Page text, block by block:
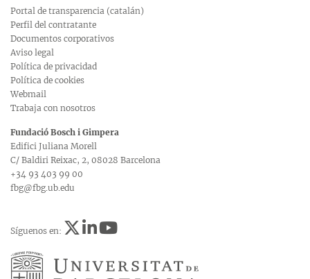
Portal de transparencia (catalán)
Perfil del contratante
Documentos corporativos
Aviso legal
Política de privacidad
Política de cookies
Webmail
Trabaja con nosotros
Fundació Bosch i Gimpera
Edifici Juliana Morell
C/ Baldiri Reixac, 2, 08028 Barcelona
+34 93 403 99 00
fbg@fbg.ub.edu
Síguenos en: